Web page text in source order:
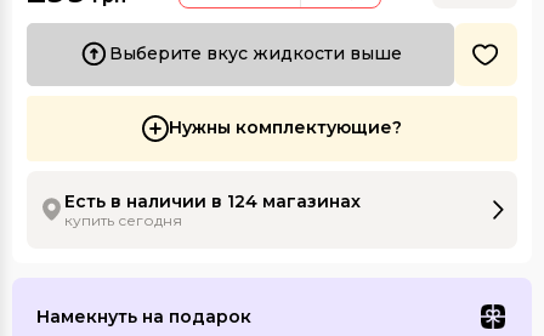
Выберите вкус жидкости выше
Нужны комплектующие?
Есть в наличии в 124 магазинах
купить сегодня
Намекнуть на подарок